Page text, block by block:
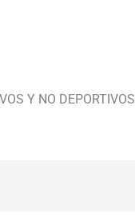
Y NO DEPORTIVOS